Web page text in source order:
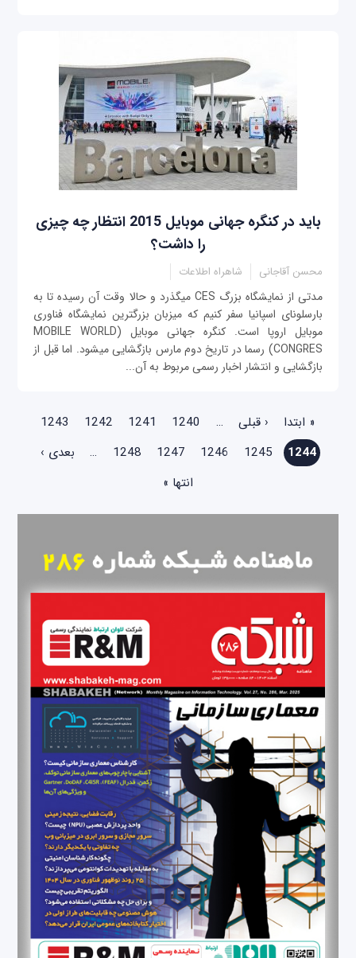
باید در کنگره جهانی موبایل 2015 انتظار چه چیزی
را داشت؟
محسن آقاجانی شاهراه اطلاعات
مدتی از نمايشگاه بزرگ CES می‎گذرد و حالا وقت آن رسیده تا به
بارسلونای اسپانیا سفر کنیم که میزبان بزرگترین نمايشگاه فناوری
موبایل اروپا است. کنگره جهانی موبایل (MOBILE WORLD
CONGRES) رسما در تاریخ دوم مارس بازگشایی می‎شود. اما قبل از
بازگشایی و انتشار اخبار رسمی‎ مربوط به آن...
صفحه‌ها
« ابتدا ‹ قبلی …
1240
1241
1242
1243
1244
1245
1246
1247
1248
…
بعدی ›
انتها »